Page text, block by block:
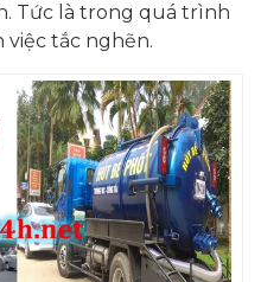
Tức là trong quá trình
việc tắc nghẽn.